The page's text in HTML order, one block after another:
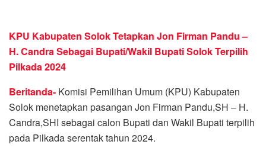
KPU Kabupaten Solok Tetapkan Jon Firman Pandu –
H. Candra Sebagai Bupati/Wakil Bupati Solok Terpilih
Pilkada 2024
Beritanda- Komisi Pemilihan Umum (KPU) Kabupaten
Solok menetapkan pasangan Jon Firman Pandu,SH – H.
Candra,SHI sebagai calon Bupati dan Wakil Bupati terpilih
pada Pilkada serentak tahun 2024.